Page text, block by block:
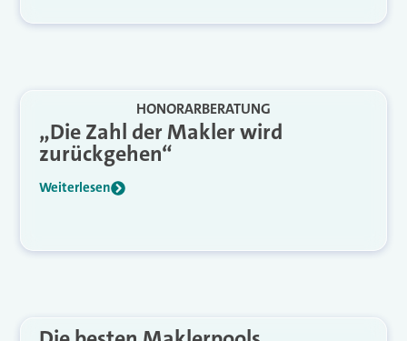
HONORARBERATUNG
„Die Zahl der Makler wird
zurückgehen“
Weiterlesen